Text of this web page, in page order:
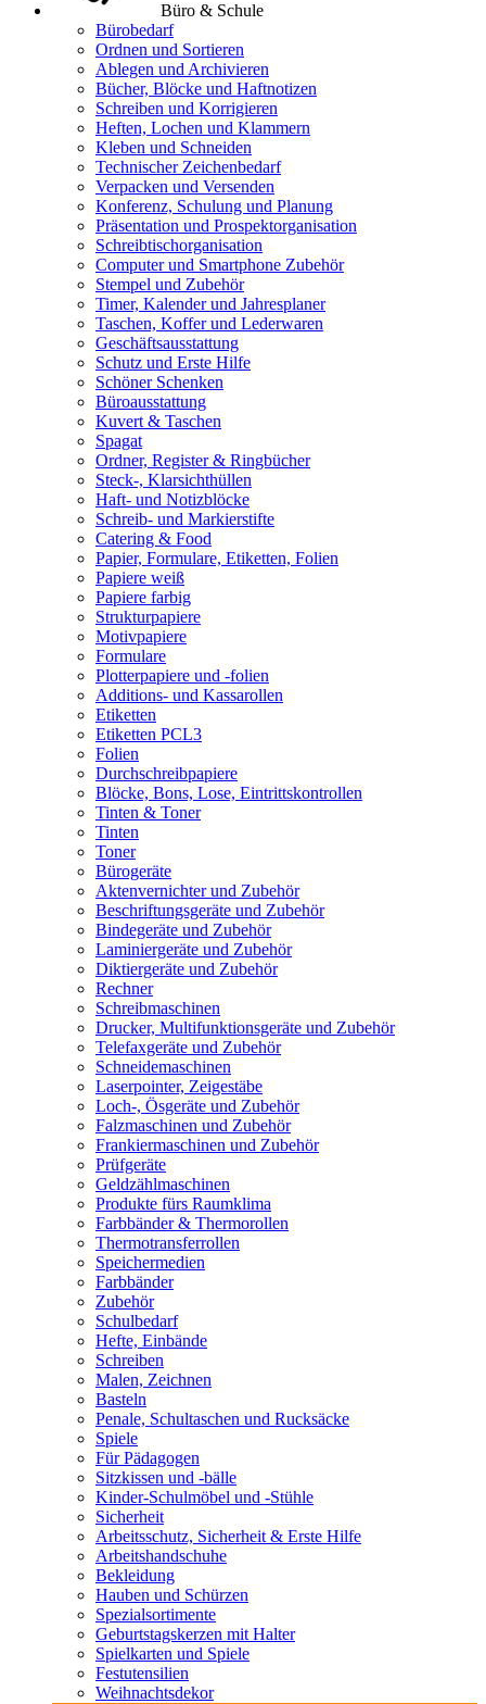
Büro & Schule
Bürobedarf
Ordnen und Sortieren
Ablegen und Archivieren
Bücher, Blöcke und Haftnotizen
Schreiben und Korrigieren
Heften, Lochen und Klammern
Kleben und Schneiden
Technischer Zeichenbedarf
Verpacken und Versenden
Konferenz, Schulung und Planung
Präsentation und Prospektorganisation
Schreibtischorganisation
Computer und Smartphone Zubehör
Stempel und Zubehör
Timer, Kalender und Jahresplaner
Taschen, Koffer und Lederwaren
Geschäftsausstattung
Schutz und Erste Hilfe
Schöner Schenken
Büroausstattung
Kuvert & Taschen
Spagat
Ordner, Register & Ringbücher
Steck-, Klarsichthüllen
Haft- und Notizblöcke
Schreib- und Markierstifte
Catering & Food
Papier, Formulare, Etiketten, Folien
Papiere weiß
Papiere farbig
Strukturpapiere
Motivpapiere
Formulare
Plotterpapiere und -folien
Additions- und Kassarollen
Etiketten
Etiketten PCL3
Folien
Durchschreibpapiere
Blöcke, Bons, Lose, Eintrittskontrollen
Tinten & Toner
Tinten
Toner
Bürogeräte
Aktenvernichter und Zubehör
Beschriftungsgeräte und Zubehör
Bindegeräte und Zubehör
Laminiergeräte und Zubehör
Diktiergeräte und Zubehör
Rechner
Schreibmaschinen
Drucker, Multifunktionsgeräte und Zubehör
Telefaxgeräte und Zubehör
Schneidemaschinen
Laserpointer, Zeigestäbe
Loch-, Ösgeräte und Zubehör
Falzmaschinen und Zubehör
Frankiermaschinen und Zubehör
Prüfgeräte
Geldzählmaschinen
Produkte fürs Raumklima
Farbbänder & Thermorollen
Thermotransferrollen
Speichermedien
Farbbänder
Zubehör
Schulbedarf
Hefte, Einbände
Schreiben
Malen, Zeichnen
Basteln
Penale, Schultaschen und Rucksäcke
Spiele
Für Pädagogen
Sitzkissen und -bälle
Kinder-Schulmöbel und -Stühle
Sicherheit
Arbeitsschutz, Sicherheit & Erste Hilfe
Arbeitshandschuhe
Bekleidung
Hauben und Schürzen
Spezialsortimente
Geburtstagskerzen mit Halter
Spielkarten und Spiele
Festutensilien
Weihnachtsdekor